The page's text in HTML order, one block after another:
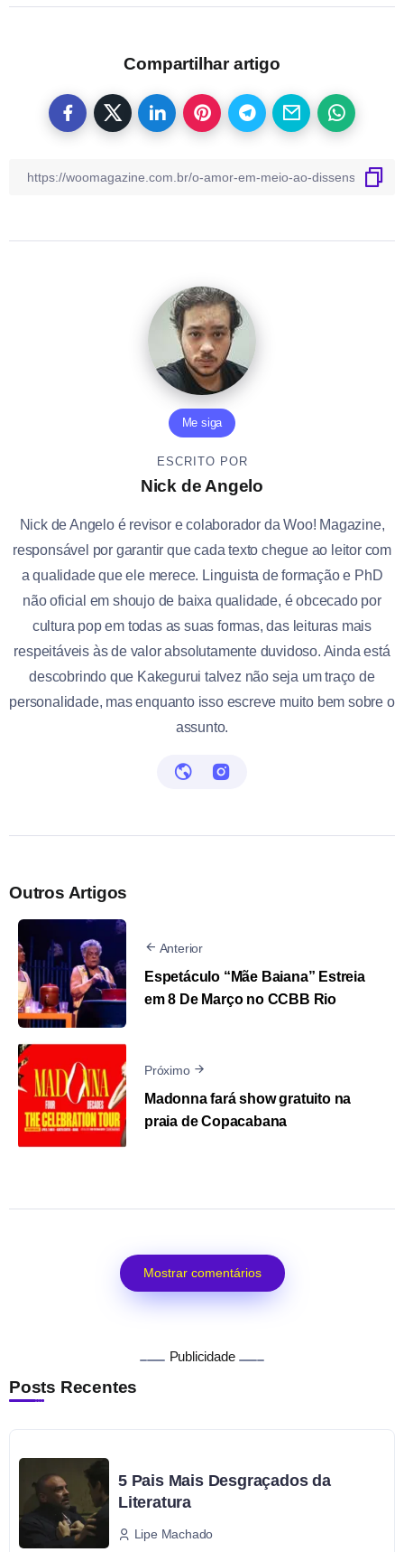
Compartilhar artigo
Me siga
ESCRITO POR
Nick de Angelo
Nick de Angelo é revisor e colaborador da Woo! Magazine,
responsável por garantir que cada texto chegue ao leitor com
a qualidade que ele merece. Linguista de formação e PhD
não oficial em shoujo de baixa qualidade, é obcecado por
cultura pop em todas as suas formas, das leituras mais
respeitáveis às de valor absolutamente duvidoso. Ainda está
descobrindo que Kakegurui talvez não seja um traço de
personalidade, mas enquanto isso escreve muito bem sobre o
assunto.
Outros Artigos
Anterior
Espetáculo “Mãe Baiana” Estreia
em 8 De Março no CCBB Rio
Próximo
Madonna fará show gratuito na
praia de Copacabana
Mostrar comentários
Publicidade
Posts Recentes
5 Pais Mais Desgraçados da
Literatura
Lipe Machado